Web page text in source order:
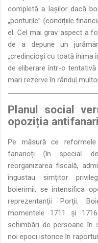
completă a Iașilor dacă
„ponturile” (condițiile
el. Cel mai grav aspect a
de a depune un
„credincioși cu toată inima
de eliberare într-o
mari rezerve în rândul
Planul social
opoziția
Pe măsură ce
fanarioți (în special
reorganizarea fiscală,
îngustau simțitor
boierimii, se intensifica
reprezentanții Porții.
momentele 1711 și
schimbări de persoane în
noi epoci istorice în